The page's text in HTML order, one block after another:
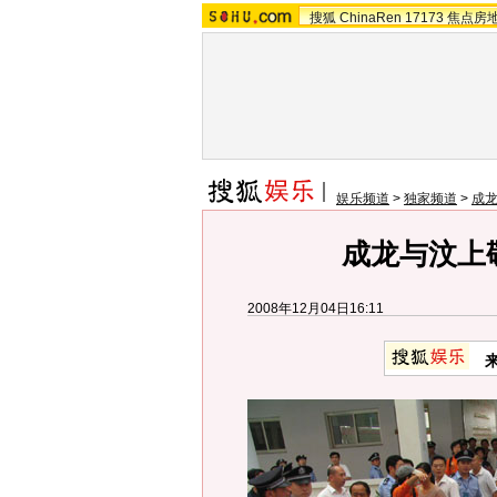
搜狐 ChinaRen 17173 焦点房
娱乐频道 > 独家频道 > 成
成龙与汶上
2008年12月04日16:11